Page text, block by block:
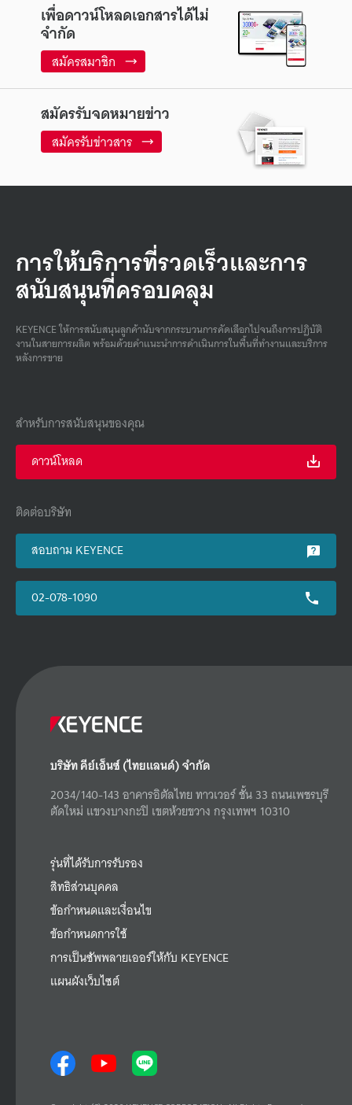
เพื่อดาวน์โหลดเอกสารได้ไม่
จำกัด
สมัครสมาชิก
สมัครรับจดหมายข่าว
สมัครรับข่าวสาร
การให้บริการที่รวดเร็วและการ
สนับสนุนที่ครอบคลุม
KEYENCE ให้การสนับสนุนลูกค้านับจากกระบวนการคัดเลือกไปจนถึงการปฏิบัติ
งานในสายการผลิต พร้อมด้วยคําแนะนําการดําเนินการในพื้นที่ทํางานและบริการ
หลังการขาย
สำหรับการสนับสนุนของคุณ
ดาวน์โหลด
ติดต่อบริษัท
สอบถาม KEYENCE
02-078-1090
บริษัท คีย์เอ็นซ์ (ไทยแลนด์) จำกัด
2034/140-143 อาคารอิตัลไทย ทาวเวอร์ ชั้น 33 ถนนเพชรบุรี
ตัดใหม่ แขวงบางกะปิ เขตห้วยขวาง กรุงเทพฯ 10310
รุ่นที่ได้รับการรับรอง
สิทธิส่วนบุคคล
ข้อกำหนดและเงื่อนไข
ข้อกำหนดการใช้
การเป็นซัพพลายเออร์ให้กับ KEYENCE
แผนผังเว็บไซต์